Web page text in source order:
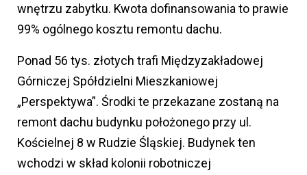
wnętrzu zabytku. Kwota dofinansowania to prawie
99% ogólnego kosztu remontu dachu.
Ponad 56 tys. złotych trafi Międzyzakładowej
Górniczej Spółdzielni Mieszkaniowej
„Perspektywa”. Środki te przekazane zostaną na
remont dachu budynku położonego przy ul.
Kościelnej 8 w Rudzie Śląskiej. Budynek ten
wchodzi w skład kolonii robotniczej